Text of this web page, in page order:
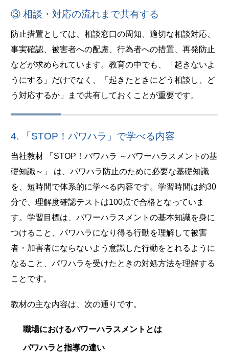
③ 相談・対応の流れまで共有する
防止措置としては、相談窓口の周知、適切な相談対応、
事実確認、被害者への配慮、行為者への措置、再発防止
などが求められています。教育の中でも、「起きないよ
うにする」だけでなく、「起きたときにどう相談し、ど
う対応するか」まで共有しておくことが重要です。
4. 「STOP！パワハラ」で学べる内容
当社教材 「STOP！パワハラ ～パワーハラスメントの基
礎知識～」 は、パワハラ防止のために必要な基礎知識
を、短時間で体系的に学べる内容です。学習時間は約30
分で、理解度確認テストは100点で合格となっていま
す。学習目標は、パワーハラスメントの基本知識を身に
つけること、パワハラになり得る行動を理解して被害
者・加害者にならないよう意識した行動をとれるように
なること、パワハラを受けたときの対処方法を理解する
ことです。
教材の主な内容は、次の通りです。
職場におけるパワーハラスメントとは
パワハラと指導の違い